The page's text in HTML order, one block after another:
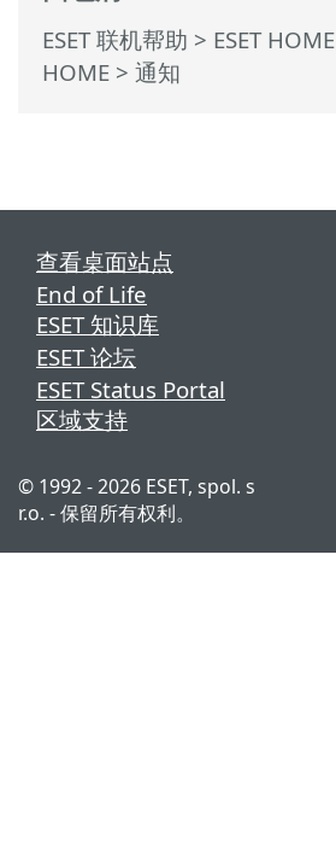
ESET 联机帮助 > ESET HOME
HOME > 通知
查看桌面站点
End of Life
ESET 知识库
ESET 论坛
ESET Status Portal
区域支持
© 1992 - 2026 ESET, spol. s
r.o. - 保留所有权利。